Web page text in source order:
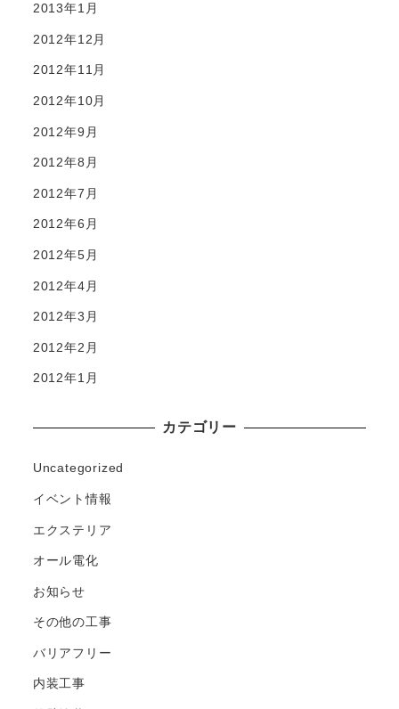
2013年1月
2012年12月
2012年11月
2012年10月
2012年9月
2012年8月
2012年7月
2012年6月
2012年5月
2012年4月
2012年3月
2012年2月
2012年1月
カテゴリー
Uncategorized
イベント情報
エクステリア
オール電化
お知らせ
その他の工事
バリアフリー
内装工事